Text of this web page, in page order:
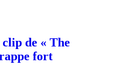
de « The
fort